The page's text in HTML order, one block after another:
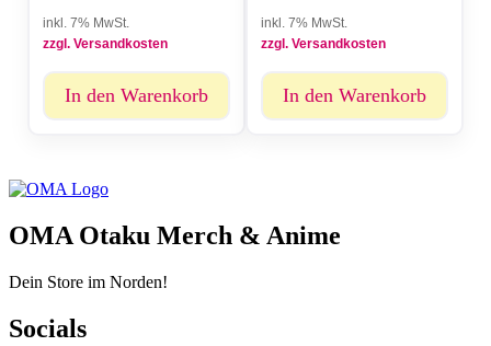
inkl. 7% MwSt.
zzgl. Versandkosten
In den Warenkorb
inkl. 7% MwSt.
zzgl. Versandkosten
In den Warenkorb
OMA Otaku Merch & Anime
Dein Store im Norden!
Socials